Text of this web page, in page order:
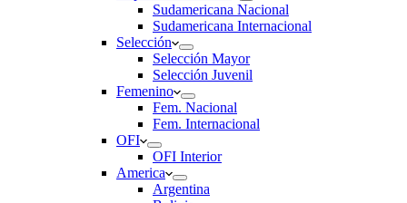
Sudamericana Nacional
Sudamericana Internacional
Selección
Selección Mayor
Selección Juvenil
Femenino
Fem. Nacional
Fem. Internacional
OFI
OFI Interior
America
Argentina